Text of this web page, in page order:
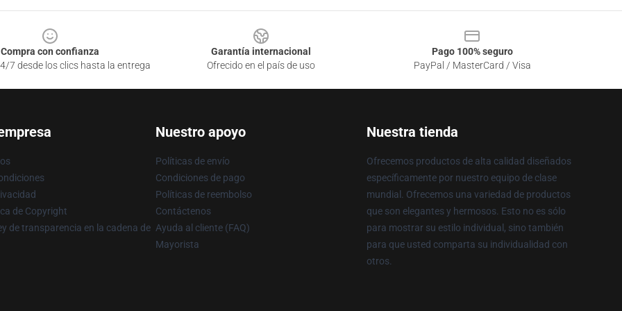
Compra con confianza
7 desde los clics hasta la entrega
Garantía internacional
Ofrecido en el país de uso
Pago 100% seguro
PayPal / MasterCard / Visa
de Copyright
de transparencia en la cadena de
Nuestro apoyo
Políticas de envío
Condiciones de pago
Políticas de reembolso
Contáctenos
Ayuda al cliente (FAQ)
Mayorista
Nuestra tienda
Ofrecemos productos de alta calidad diseñados
específicamente por nuestro equipo de clase
mundial. Ofrecemos una variedad de productos
que son elegantes y hermosos. Esto no es sólo
para mostrar su estilo individual, sino también
para que usted comparta su individualidad con
otros.